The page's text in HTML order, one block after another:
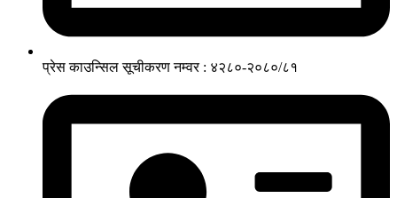
प्रेस काउन्सिल सूचीकरण नम्वर : ४२८०-२०८०/८१